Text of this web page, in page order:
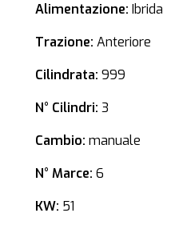
Alimentazione: Ibrida
Trazione: Anteriore
Cilindrata: 999
N° Cilindri: 3
Cambio: manuale
N° Marce: 6
KW: 51